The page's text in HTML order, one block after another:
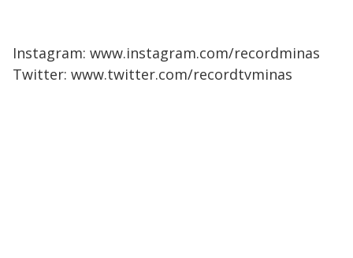
Instagram: www.instagram.com/recordminas
Twitter: www.twitter.com/recordtvminas